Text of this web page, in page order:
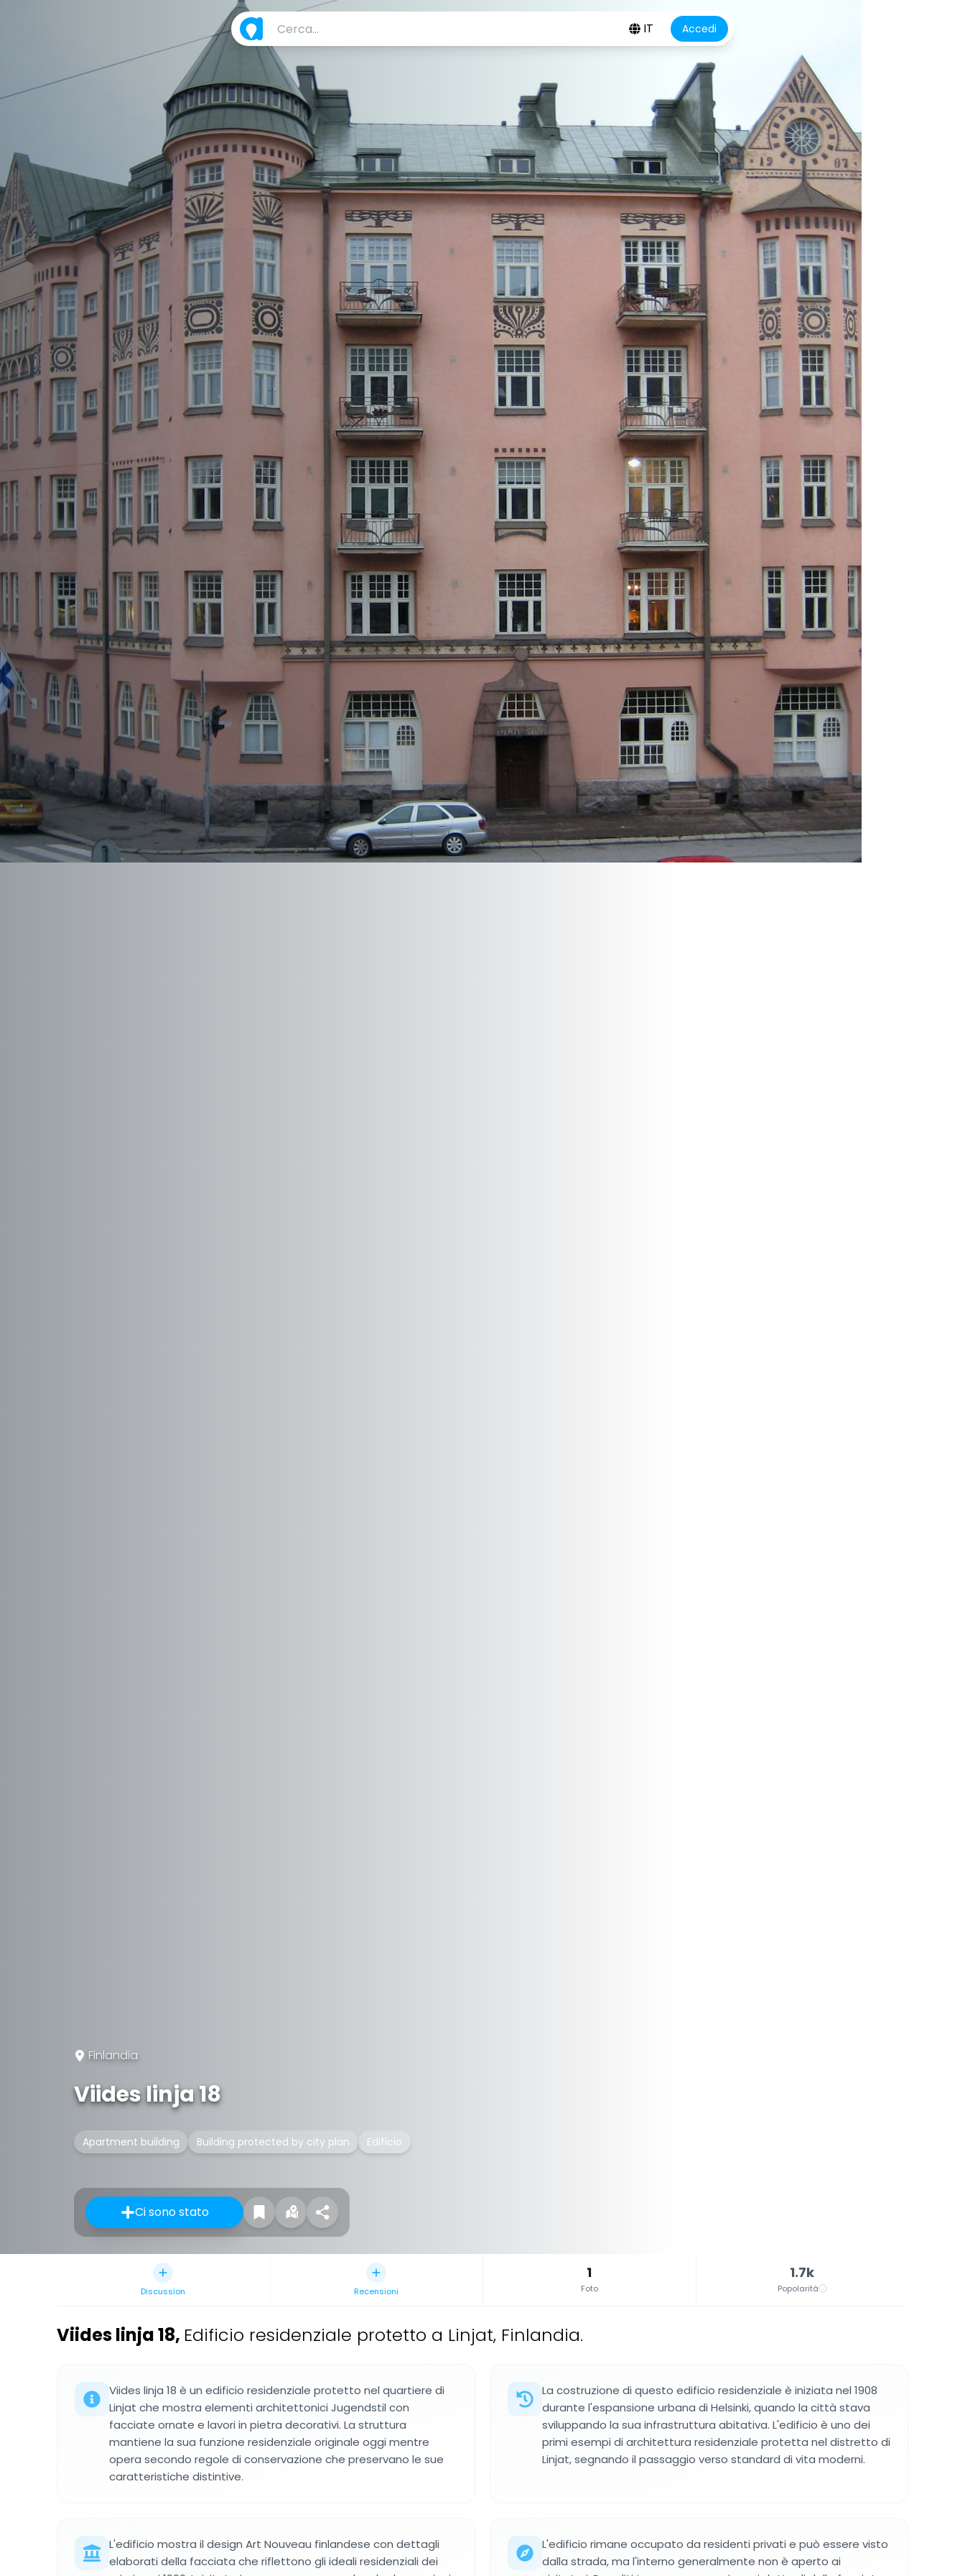
IT Accedi
Finlandia
Viides linja 18
Apartment building Building protected by city plan Edificio
Ci sono stato
Discussion Recensioni
1
Foto
1.7k
Popolarità
Viides linja 18, Edificio residenziale protetto a Linjat, Finlandia.
Viides linja 18 è un edificio residenziale protetto nel quartiere di
Linjat che mostra elementi architettonici Jugendstil con
facciate ornate e lavori in pietra decorativi. La struttura
mantiene la sua funzione residenziale originale oggi mentre
opera secondo regole di conservazione che preservano le sue
caratteristiche distintive.
La costruzione di questo edificio residenziale è iniziata nel 1908
durante l'espansione urbana di Helsinki, quando la città stava
sviluppando la sua infrastruttura abitativa. L'edificio è uno dei
primi esempi di architettura residenziale protetta nel distretto di
Linjat, segnando il passaggio verso standard di vita moderni.
L'edificio mostra il design Art Nouveau finlandese con dettagli
elaborati della facciata che riflettono gli ideali residenziali dei
L'edificio rimane occupato da residenti privati e può essere visto
dalla strada, ma l'interno generalmente non è aperto ai